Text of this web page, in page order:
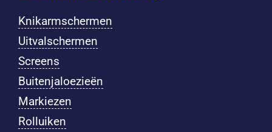
Knikarmschermen
Uitvalschermen
Screens
Buitenjaloezieën
Markiezen
Rolluiken